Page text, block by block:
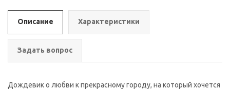
Описание Характеристики
Задать вопрос
Дождевик о любви к прекрасному городу, на который хочется